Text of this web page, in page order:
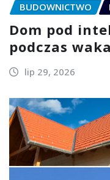
BUDOWNICTWO
Dom pod
podczas
lip 29, 2026